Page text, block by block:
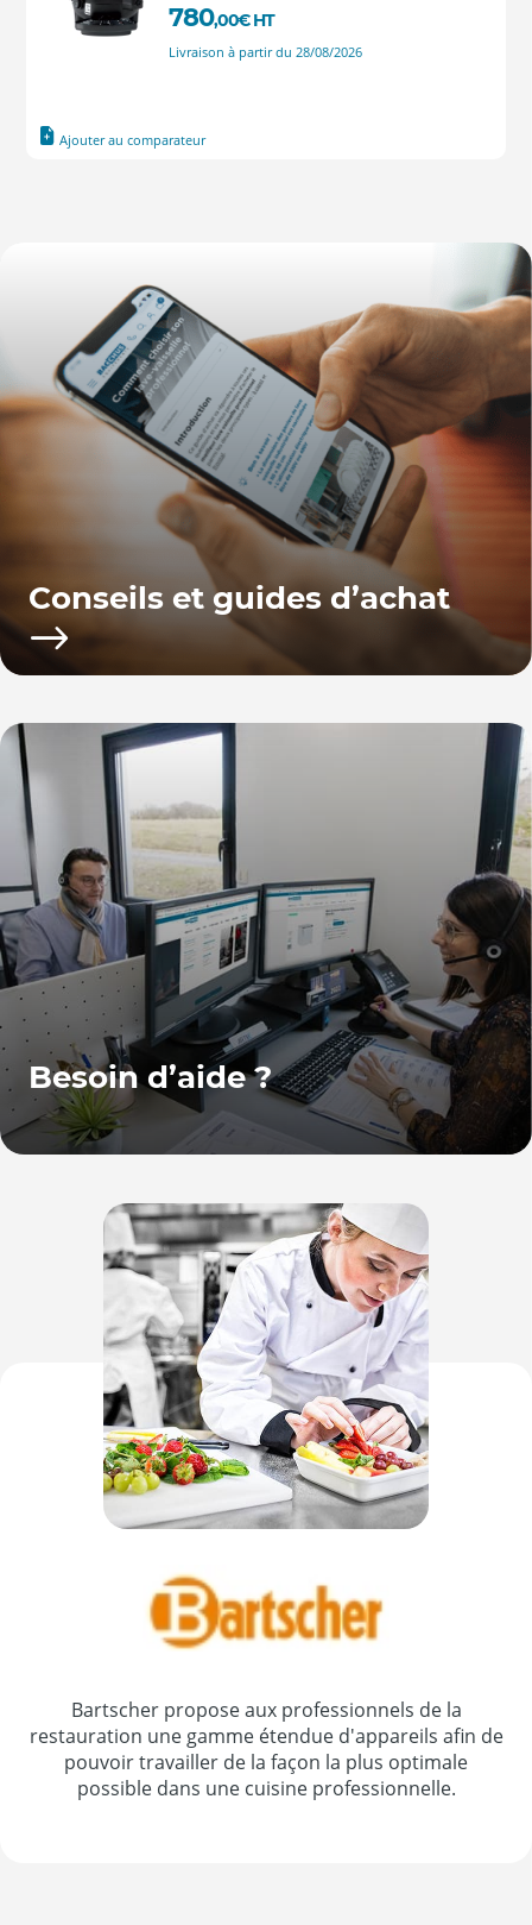
780,00€ HT
Livraison à partir du 28/08/2026
Ajouter au comparateur
Conseils et guides d’achat
Besoin d’aide ?
Bartscher propose aux professionnels de la
restauration une gamme étendue d'appareils afin de
pouvoir travailler de la façon la plus optimale
possible dans une cuisine professionnelle.